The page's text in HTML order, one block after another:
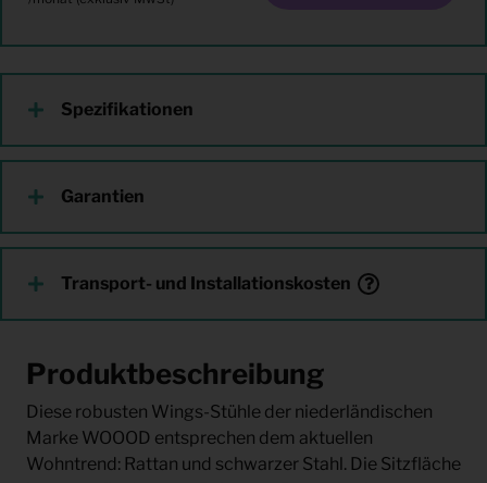
Spezifikationen
Garantien
Transport- und Installationskosten
Produktbeschreibung
Diese robusten Wings-Stühle der niederländischen
Marke WOOOD entsprechen dem aktuellen
Wohntrend: Rattan und schwarzer Stahl. Die Sitzfläche